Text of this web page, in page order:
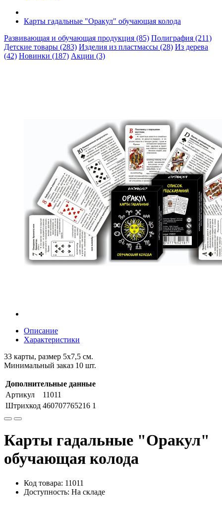
Карты гадальные "Оракул" обучающая колода
Развивающая и обучающая продукция (85) Полиграфия (211)
Детские товары (283) Изделия из пластмассы (28) Из дерева
(42) Новинки (187) Акции (3)
Описание
Характеристики
33 карты, размер 5х7,5 см.
Минимальный заказ 10 шт.
Дополнительные данные
Артикул
11011
Штрихкод 460707765216 1
Карты гадальные "Оракул"
обучающая колода
Код товара: 11011
Доступность: На складе